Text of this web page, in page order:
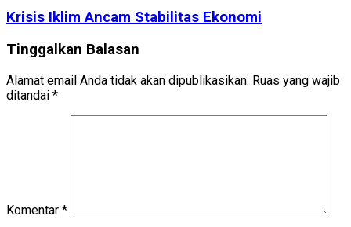
Krisis Iklim Ancam Stabilitas Ekonomi
Tinggalkan Balasan
Alamat email Anda tidak akan dipublikasikan. Ruas yang wajib
ditandai *
Komentar *